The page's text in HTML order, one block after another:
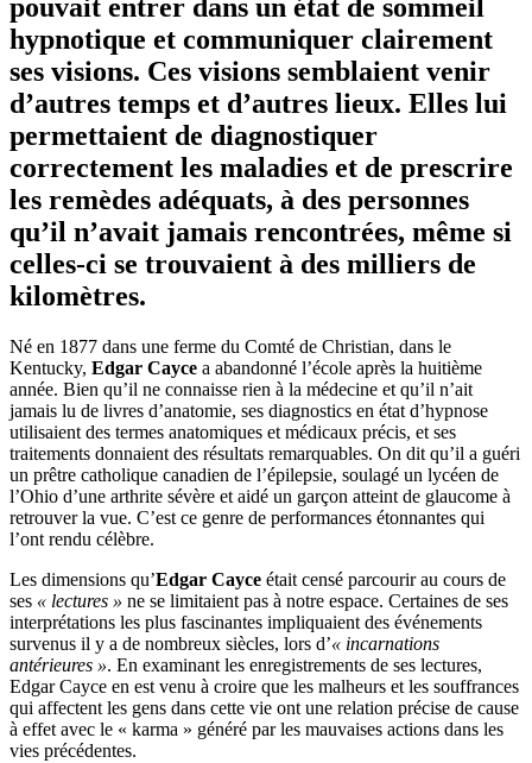
pouvait entrer dans un état de sommeil
hypnotique et communiquer clairement
ses visions. Ces visions semblaient venir
d’autres temps et d’autres lieux. Elles lui
permettaient de diagnostiquer
correctement les maladies et de prescrire
les remèdes adéquats, à des personnes
qu’il n’avait jamais rencontrées, même si
celles-ci se trouvaient à des milliers de
kilomètres.
Né en 1877 dans une ferme du Comté de Christian, dans le
Kentucky, Edgar Cayce a abandonné l’école après la huitième
année. Bien qu’il ne connaisse rien à la médecine et qu’il n’ait
jamais lu de livres d’anatomie, ses diagnostics en état d’hypnose
utilisaient des termes anatomiques et médicaux précis, et ses
traitements donnaient des résultats remarquables. On dit qu’il a guéri
un prêtre catholique canadien de l’épilepsie, soulagé un lycéen de
l’Ohio d’une arthrite sévère et aidé un garçon atteint de glaucome à
retrouver la vue. C’est ce genre de performances étonnantes qui
l’ont rendu célèbre.
Les dimensions qu’Edgar Cayce était censé parcourir au cours de
ses « lectures » ne se limitaient pas à notre espace. Certaines de ses
interprétations les plus fascinantes impliquaient des événements
survenus il y a de nombreux siècles, lors d’« incarnations
antérieures ». En examinant les enregistrements de ses lectures,
Edgar Cayce en est venu à croire que les malheurs et les souffrances
qui affectent les gens dans cette vie ont une relation précise de cause
à effet avec le « karma » généré par les mauvaises actions dans les
vies précédentes.